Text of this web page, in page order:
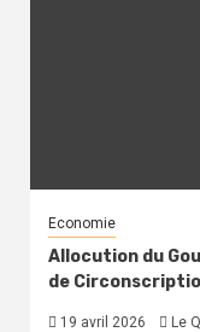
Economie
Allocution du
de
19 avril 2026 Le